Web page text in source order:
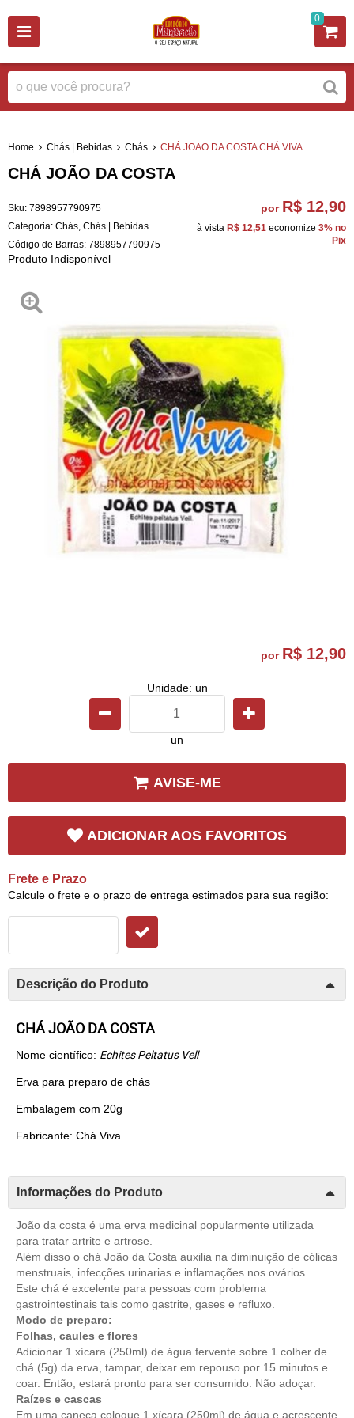
0
Home Chás | Bebidas Chás CHÁ JOAO DA COSTA CHÁ VIVA
CHÁ JOÃO DA COSTA
Sku: 7898957790975
Categoria: Chás Chás | Bebidas
Código de Barras: 7898957790975
Produto Indisponível
por R$ 12,90
à vista R$ 12,51 economize 3% no
Pix
por R$ 12,90
Unidade: un
un
AVISE-ME
ADICIONAR AOS FAVORITOS
Frete e Prazo
Calcule o frete e o prazo de entrega estimados para sua região:
Descrição do Produto
CHÁ JOÃO DA COSTA
Nome científico: Echites Peltatus Vell
Erva para preparo de chás
Embalagem com 20g
Fabricante: Chá Viva
Informações do Produto
João da costa é uma erva medicinal popularmente utilizada
para tratar artrite e artrose.
Além disso o chá João da Costa auxilia na diminuição de cólicas
menstruais, infecções urinarias e inflamações nos ovários.
Este chá é excelente para pessoas com problema
gastrointestinais tais como gastrite, gases e refluxo.
Modo de preparo:
Folhas, caules e flores
Adicionar 1 xícara (250ml) de água fervente sobre 1 colher de
chá (5g) da erva, tampar, deixar em repouso por 15 minutos e
coar. Então, estará pronto para ser consumido. Não adoçar.
Raízes e cascas
Em uma caneca coloque 1 xícara (250ml) de água e acrescente